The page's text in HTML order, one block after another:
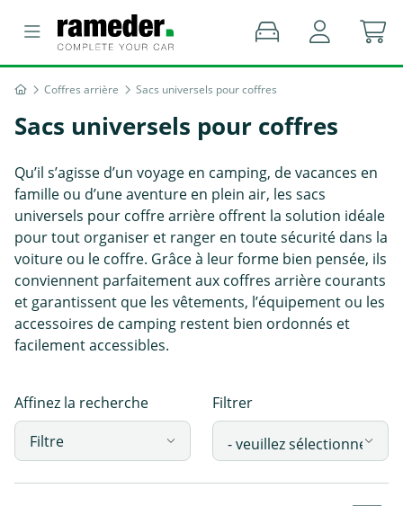
Coffres arrière Sacs universels pour coffres
Sacs universels pour coffres
Qu’il s’agisse d’un voyage en camping, de vacances en
famille ou d’une aventure en plein air, les sacs
universels pour coffre arrière offrent la solution idéale
pour tout organiser et ranger en toute sécurité dans la
voiture ou le coffre. Grâce à leur forme bien pensée, ils
conviennent parfaitement aux coffres arrière courants
et garantissent que les vêtements, l’équipement ou les
accessoires de camping restent bien ordonnés et
facilement accessibles.
Affinez la recherche
Filtre
Filtrer